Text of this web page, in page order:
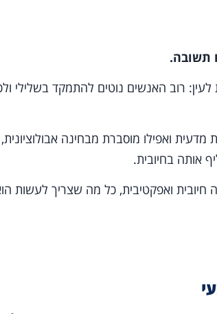
תשובה.
רוב האנשים נוטים להתמקד בשלילי
ואפילו מוסברת מבחינה
אותה בחיובית.
ואפקטיבית, כל מה שצריך לעשות